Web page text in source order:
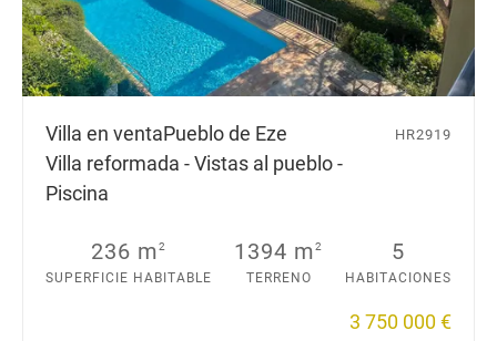
Villa en ventaPueblo de Eze
Villa reformada - Vistas al pueblo -
Piscina
HR2919
236 m2
SUPERFICIE HABITABLE
1394 m2
TERRENO
5
HABITACIONES
3 750 000 €